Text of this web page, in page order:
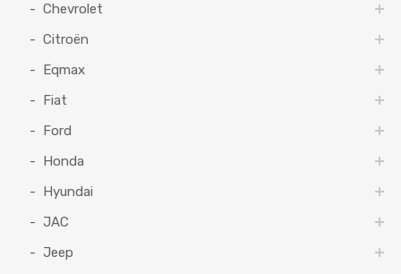
Chevrolet
Citroën
Eqmax
Fiat
Ford
Honda
Hyundai
JAC
Jeep